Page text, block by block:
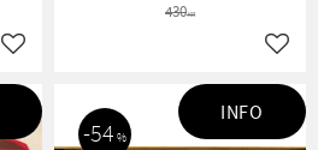
Lägg till i favoriter
430KR
54 %
INFO